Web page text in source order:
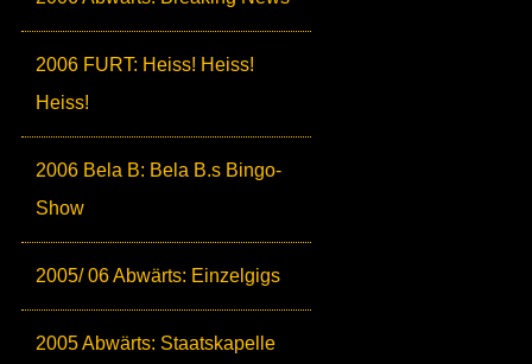
2006 FURT: Heiss! Heiss!
Heiss!
2006 Bela B: Bela B.s Bingo-
Show
2005/ 06 Abwärts: Einzelgigs
2005 Abwärts: Staatskapelle